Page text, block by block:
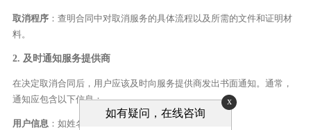
取消程序：查明合同中对取消服务的具体流程以及所需的文件和证明材
料。
2. 及时通知服务提供商
在决定取消合同后，用户应该及时向服务提供商发出书面通知。通常，
通知应包含以下信息：
用户信息：如姓名、联系方式、地址等。
x
如有疑问，在线咨询